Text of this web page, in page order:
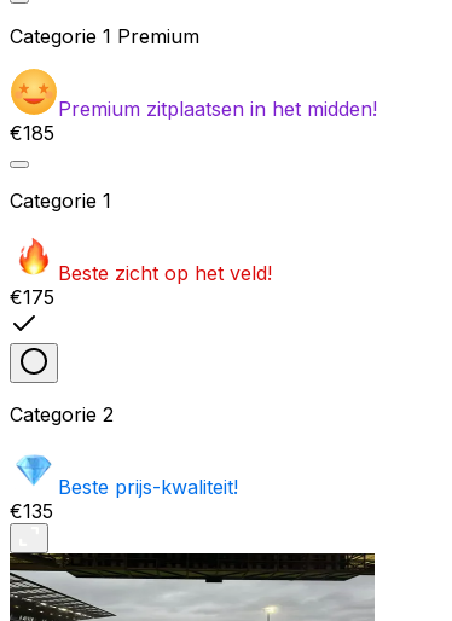
Categorie 1 Premium
Premium zitplaatsen in het midden!
€185
Categorie 1
Beste zicht op het veld!
€175
Categorie 2
Beste prijs-kwaliteit!
€135